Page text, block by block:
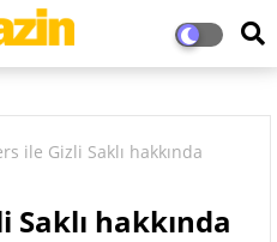
ile Gizli Saklı hakkında
Saklı hakkında